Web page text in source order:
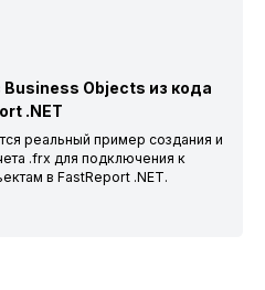
Business Objects из кода
.NET
реальный пример создания и
.frx для подключения к
в FastReport .NET.